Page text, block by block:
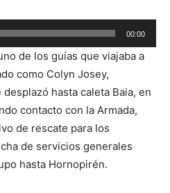
00:00
de los guías que viajaba a
como Colyn Josey,
hasta caleta Baia, en
contacto con la Armada,
de rescate para los
de servicios generales
hasta Hornopirén.